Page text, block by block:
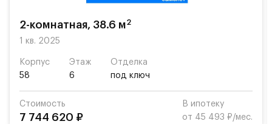
возможность посещения частной гимназии
Для автомобилистов — закрытые озеленённые
Территория квартала приватная, въезд
осуществляется по пропускам.#yan19-2r1496473#
2-комнатная, 38.6 м2
1 кв. 2025
Корпус
58
Этаж
6
Отделка
под ключ
Стоимость
7 744 620 ₽
В ипотеку
от 45 493 ₽/мес.